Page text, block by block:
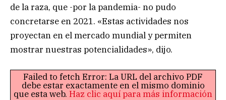
de la raza, que -por la pandemia- no pudo
concretarse en 2021. «Estas actividades nos
proyectan en el mercado mundial y permiten
mostrar nuestras potencialidades», dijo.
Failed to fetch Error: La URL del archivo PDF
debe estar exactamente en el mismo dominio
que esta web. Haz clic aquí para más información